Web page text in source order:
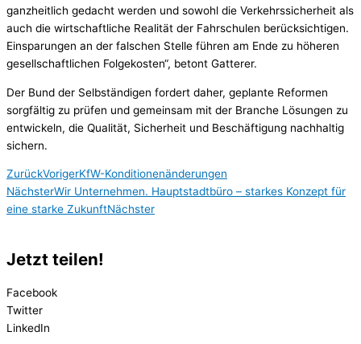
ganzheitlich gedacht werden und sowohl die Verkehrssicherheit als
auch die wirtschaftliche Realität der Fahrschulen berücksichtigen.
Einsparungen an der falschen Stelle führen am Ende zu höheren
gesellschaftlichen Folgekosten“, betont Gatterer.
Der Bund der Selbständigen fordert daher, geplante Reformen
sorgfältig zu prüfen und gemeinsam mit der Branche Lösungen zu
entwickeln, die Qualität, Sicherheit und Beschäftigung nachhaltig
sichern.
ZurückVorigerKfW-Konditionenänderungen
NächsterWir Unternehmen. Hauptstadtbüro – starkes Konzept für
eine starke ZukunftNächster
Jetzt teilen!
Facebook
Twitter
LinkedIn